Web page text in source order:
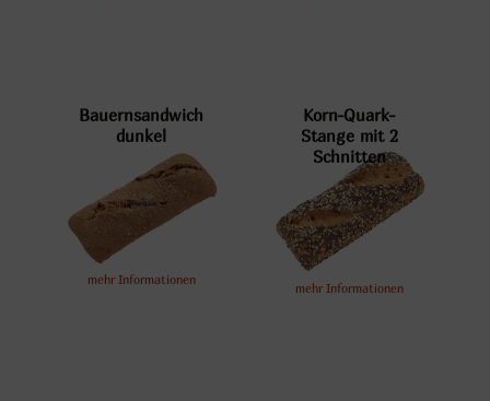
Bauernsandwich
dunkel
mehr Informationen
Korn-Quark-
Stange mit 2
Schnitten
mehr Informationen